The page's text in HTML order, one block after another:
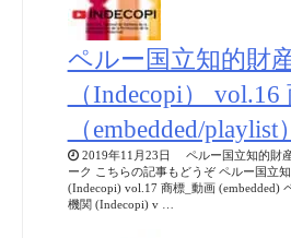
ペルー国立知的財
（Indecopi）
（embedded/playlist）
2019年11月23日 ペルー国立知的財
ーク こちらの記事もどうぞ ペルー国立
(Indecopi) vol.17 商標_動画 (embedded)
機関 (Indecopi) v …